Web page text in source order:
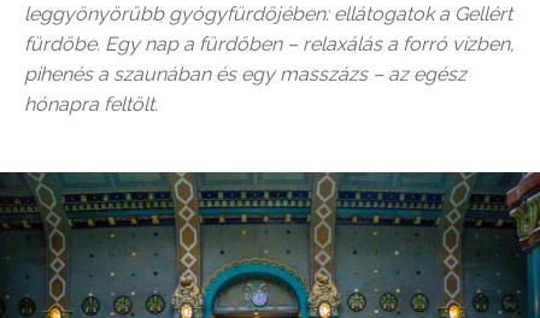
leggyönyörűbb gyógyfürdőjében: ellátogatok a Gellért
fürdőbe. Egy nap a fürdőben – relaxálás a forró vízben,
pihenés a szaunában és egy masszázs – az egész
hónapra feltölt.